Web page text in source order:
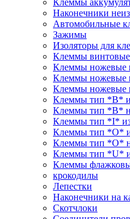
Наконечники
Автомобильные
Зажимы
Изоляторы для
Клеммы винтовые
Клеммы ножевые
Клеммы ножевые
Клеммы ножевые
Клеммы тип *B*
Клеммы тип *B*
Клеммы тип *I*
Клеммы тип *O*
Клеммы тип *O*
Клеммы тип *U*
Клеммы
крокодилы
Лепестки
Наконечники на
Скотчлоки